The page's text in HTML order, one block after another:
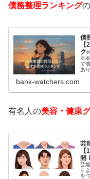
債務整理ランキング
債
ク
※本
て
あ
bank-watchers.com
有名人の美容・健康
芸
開！
芸
す
を